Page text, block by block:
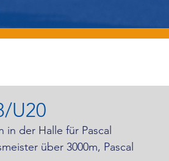
U20
der Halle für Pascal
über 3000m, Pascal